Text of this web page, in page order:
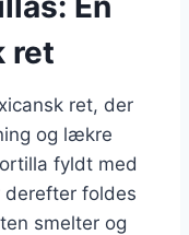
ret
ret, der
og lækre
fyldt med
derefter foldes
smelter og